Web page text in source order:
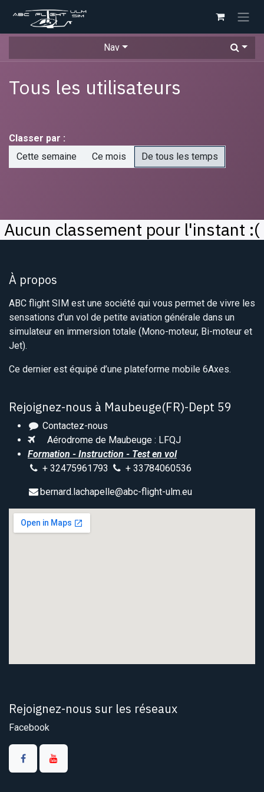
Nav
Tous les utilisateurs
Classer par :
Cette semaine
Ce mois De tous les temps
Aucun classement pour l'instant :(
À propos
ABC flight SIM est une société qui vous permet de vivre les
sensations d’un vol de petite aviation générale dans un
simulateur en immersion totale (Mono-moteur, Bi-moteur et
Jet).
Ce dernier est équipé d’une plateforme mobile 6Axes.
Rejoignez-nous à Maubeuge(FR)-Dept 59
Contactez-nous
Aérodrome de Maubeuge : LFQJ
Formation - Instruction - Test en vol
+ 32475961793
+ 33784060536
bernard.lachapelle@abc-flight-ulm.eu
Rejoignez-nous sur les réseaux
Facebook